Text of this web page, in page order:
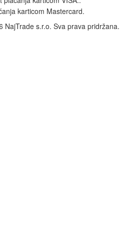
NajTrade s.r.o. Sva prava pridržana.